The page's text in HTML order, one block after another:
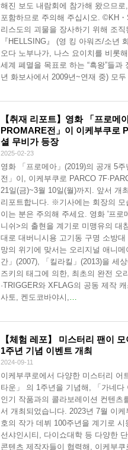
해진 보도 내람회에 참가해 왔으므
포함하므로 주의해 주십시오. ©KH
리스도의 괴물을 장사하기 위해 조
『HELLSING』 (영 킹 아워즈/소년
오다 노부나가, 나스 요이치를 비롯
세계 폐멸을 목표로 하는 “흑왕”들과
년 화보사에서 2009년~연재 중) 모두
【취재 리포트】영화 「프로
PROMARE전」이 이케부쿠로
셜 무비가 등장
2025-02-23
영화 「프로메아」(2019)의 공개 5
전」이, 이케부쿠로 PARCO
21일(금)~3월 10일(월)까지. 앞서 개
리포트합니다. ※기사에는 회장의
이는 분은 주의해 주세요. 영화 '프로
니쉬>의 출현을 계기로 미맹유의 대
대로 대버니시용 고기동 구명 소방
망의 위기에 맞서는 오리지널 애니
간」(2007), 「킬라킬」(2013)을 세
즈키의 태그에 의한, 최초의 완전 오
·TRIGGER와 XFLAG의 공동 제작
사토, 켄도코바야시,…
【체험 레포】 미스터리 팬이
1주년 기념 이벤트 개최
2024-09-11
이케부쿠로에서 다양한 미스터리 어
타운」 의 1주년을 기념해, 「가네
인기 작품과의 콜라보레이션 컨텐츠
서 개최되었습니다. 2023년 7월 이
호의 작가 데뷔 100주년을 계기로
선샤인시티, 다이쇼대학 등 다양한
콘텐츠 제작자들이 협력해, 이케부